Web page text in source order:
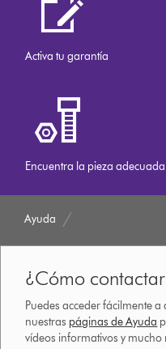
Activa tu garantía
Encuentra la pieza adecuada
Ayuda
¿Cómo
Puedes acceder fácilmente
nuestras páginas de Ayuda
vídeos informativos y mucho